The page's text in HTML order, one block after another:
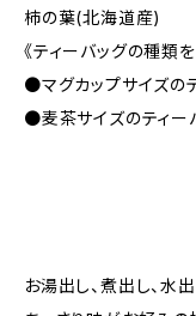
柿の葉(北海道産)
《ティーバッグの種類
●マグカップサイズ
●麦茶サイズのティ
お湯出し、煮出し、水